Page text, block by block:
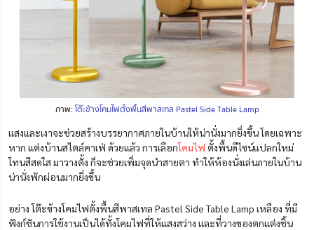
ภาพ:โต๊ะข้างโคมไฟตั้งพื้นสีพาสเทล Pastel Side Table Lamp
แสงและเงาจะช่วยสร้างบรรยากาศภายในบ้านให้น่านั่งมากยิ่งขึ้น โดยเฉพาะ
หาก แต่งบ้านสไตล์คาเฟ่ ด้วยแล้ว การเลือกโคมไฟ ตั้งพื้นดีไซน์แปลกใหม่
โทนสีสดใส มาวางตั้ง ก็จะช่วยเพิ่มจุดนำสายตา ทำให้ห้องนั่งเล่นภายในบ้าน
น่านั่งพักผ่อนมากยิ่งขึ้น
อย่าง โต๊ะข้างโคมไฟตั้งพื้นสีพาสเทล Pastel Side Table Lamp เหลือง ที่มี
ฟังก์ชันการใช้งานเป็นได้ทั้งโคมไฟที่ให้แสงสว่าง และที่วางของตกแต่งชิ้น